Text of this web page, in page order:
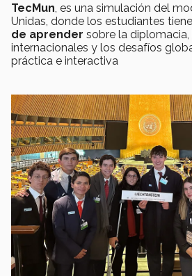
TecMun , es una simulación del
Unidas, donde los estudiantes
de aprender sobre la diplomacia,
internacionales y los desafíos
práctica e interactiva